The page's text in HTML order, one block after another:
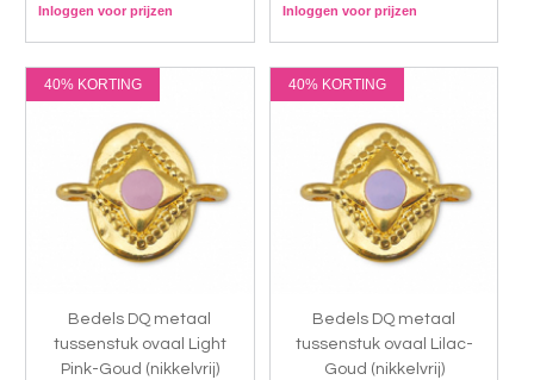
Inloggen voor prijzen
Inloggen voor prijzen
40% KORTING
Bedels DQ metaal
tussenstuk ovaal Light
Pink-Goud (nikkelvrij)
40% KORTING
Bedels DQ metaal
tussenstuk ovaal Lilac-
Goud (nikkelvrij)